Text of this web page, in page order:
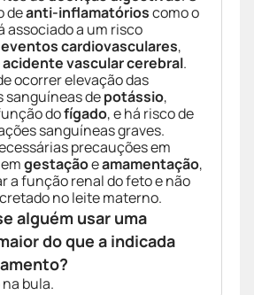
deanti-inflamatórioscomo o
associado a um risco
eventos cardiovasculares,
acidente vascular cerebral.
ocorrer elevação das
depotássio,
dofígado, e há risco de
sanguíneas graves.
precauções em
gestaçãoeamamentação,
a função renal do feto e não
no leite materno.
alguém usar uma
do que a indicada
bula.